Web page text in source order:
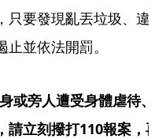
只要發現亂丟垃圾、違
並依法開罰。
旁人遭受身體虐待、
請立刻撥打110報案，